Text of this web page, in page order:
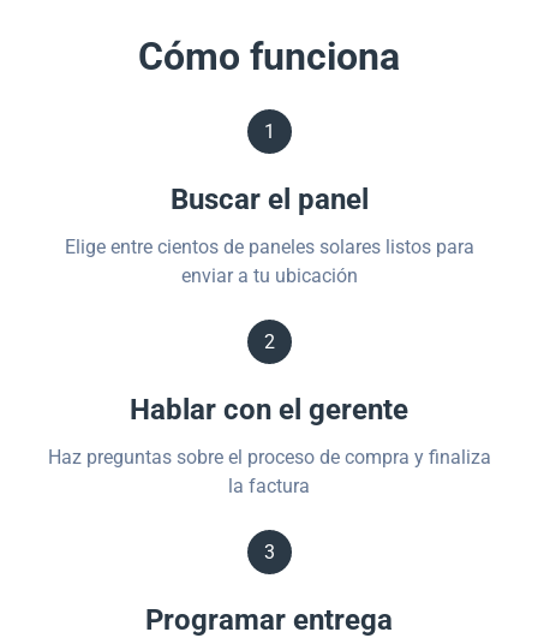
Cómo funciona
1
Buscar el panel
Elige entre cientos de paneles solares listos para
enviar a tu ubicación
2
Hablar con el gerente
Haz preguntas sobre el proceso de compra y finaliza
la factura
3
Programar entrega